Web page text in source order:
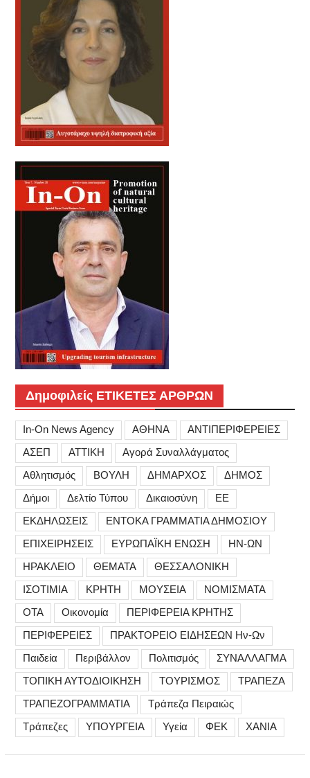
Δημοφιλείς ΕΤΙΚΕΤΕΣ ΑΡΘΡΩΝ
In-On News Agency ΑΘΗΝΑ
ΑΝΤΙΠΕΡΙΦΕΡΕΙΕΣ
ΑΣΕΠ
ΑΤΤΙΚΗ
Αγορά Συναλλάγματος
Αθλητισμός
ΒΟΥΛΗ ΔΗΜΑΡΧΟΣ
ΔΗΜΟΣ
Δήμοι
Δελτίο Τύπου Δικαιοσύνη
ΕΕ
ΕΚΔΗΛΩΣΕΙΣ
ΕΝΤΟΚΑ ΓΡΑΜΜΑΤΙΑ ΔΗΜΟΣΙΟΥ
ΕΠΙΧΕΙΡΗΣΕΙΣ
ΕΥΡΩΠΑΪΚΗ ΕΝΩΣΗ
ΗΝ-ΩΝ
ΗΡΑΚΛΕΙΟ
ΘΕΜΑΤΑ
ΘΕΣΣΑΛΟΝΙΚΗ
ΙΣΟΤΙΜΙΑ
ΚΡΗΤΗ ΜΟΥΣΕΙΑ
ΝΟΜΙΣΜΑΤΑ
ΟΤΑ
Οικονομία
ΠΕΡΙΦΕΡΕΙΑ ΚΡΗΤΗΣ
ΠΕΡΙΦΕΡΕΙΕΣ
ΠΡΑΚΤΟΡΕΙΟ ΕΙΔΗΣΕΩΝ Ην-Ων
Παιδεία
Περιβάλλον Πολιτισμός
ΣΥΝΑΛΛΑΓΜΑ
ΤΟΠΙΚΗ ΑΥΤΟΔΙΟΙΚΗΣΗ
ΤΟΥΡΙΣΜΟΣ
ΤΡΑΠΕΖΑ
ΤΡΑΠΕΖΟΓΡΑΜΜΑΤΙΑ
Τράπεζα Πειραιώς
Τράπεζες
ΥΠΟΥΡΓΕΙΑ Υγεία ΦΕΚ ΧΑΝΙΑ